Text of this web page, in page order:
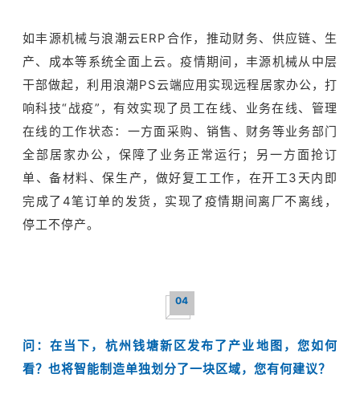
如丰源机械与浪潮云ERP合作，推动财务、供应链、生
产、成本等系统全面上云。疫情期间，丰源机械从中层
干部做起，利用浪潮PS云端应用实现远程居家办公，打
响科技“战疫”，有效实现了员工在线、业务在线、管理
在线的工作状态：一方面采购、销售、财务等业务部门
全部居家办公，保障了业务正常运行；另一方面抢订
单、备材料、保生产，做好复工工作，在开工3天内即
完成了4笔订单的发货，实现了疫情期间离厂不离线，
停工不停产。
04
问：在当下，杭州钱塘新区发布了产业地图，您如何
看？也将智能制造单独划分了一块区域，您有何建议？